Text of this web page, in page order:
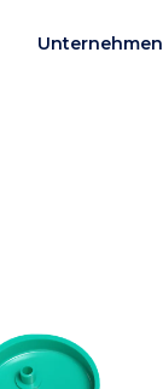
Unternehmen